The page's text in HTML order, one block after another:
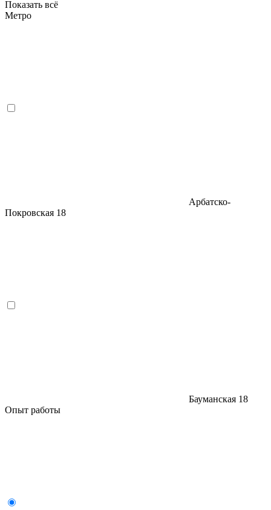
Показать всё
Метро
Арбатско-
Покровская 18
Бауманская 18
Опыт работы